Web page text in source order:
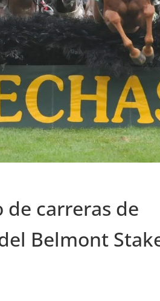
de carreras de
Belmont